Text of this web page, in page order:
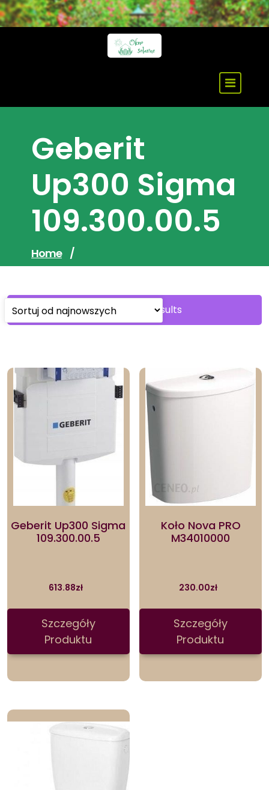
Skip
to
Geberit
Up300 Sigma
109.300.00.5
Home /
Showing all 3 resultsSorted
by
Geberit Up300 Sigma
109.300.00.5
613.88zł
Szczegóły
Produktu
Koło Nova PRO
M34010000
230.00zł
Szczegóły
Produktu